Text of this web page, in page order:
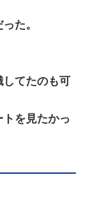
た。
してたのも可
を見たかっ